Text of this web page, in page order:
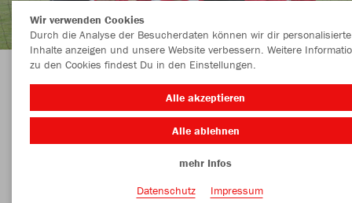
Unser Verein ...unsere Kollektion
Farbe
Wir verwenden Cookies
Durch die Analyse der Besucherdaten können wir dir personalisierte
Inhalte anzeigen und unsere Website verbessern. Weitere
zu den Cookies findest Du in den Einstellungen.
Alle akzeptieren
Alle ablehnen
mehr Infos
Datenschutz
Impressum